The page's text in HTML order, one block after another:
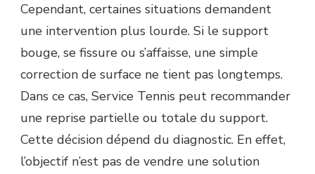
Cependant, certaines situations demandent
une intervention plus lourde. Si le support
bouge, se fissure ou s’affaisse, une simple
correction de surface ne tient pas longtemps.
Dans ce cas, Service Tennis peut recommander
une reprise partielle ou totale du support.
Cette décision dépend du diagnostic. En effet,
l’objectif n’est pas de vendre une solution